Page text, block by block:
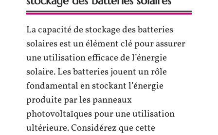
La capacité de stockage des batteries
solaires est un élément clé pour assurer
une utilisation efficace de l’énergie
solaire. Les batteries jouent un rôle
fondamental en stockant l’énergie
produite par les panneaux
photovoltaïques pour une utilisation
ultérieure. Considérez que cette